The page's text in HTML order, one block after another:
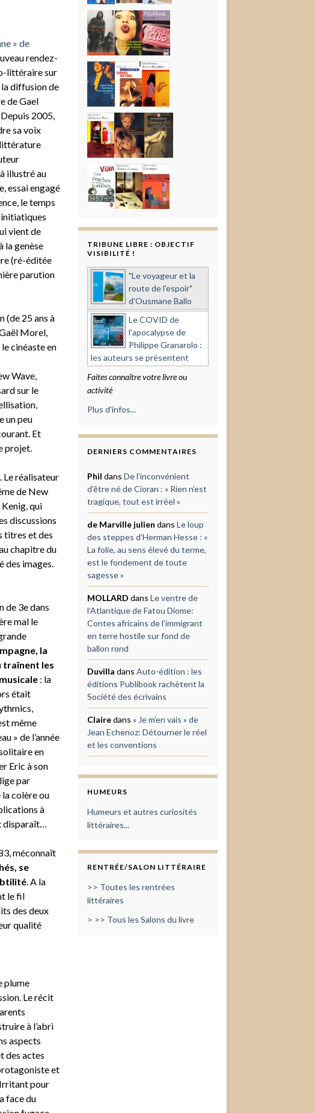
» de
rendez-
littéraire sur
diffusion de
de Gael
2005,
sa voix
illustré au
essai engagé
le temps
vient de
la genèse
(ré-éditée
parution
(de 25 ans à
Morel,
cinéaste en
Wave,
sur le
un peu
Et
projet.
Le réalisateur
de New
qui
discussions
titres et des
chapitre du
des images.
de 3e dans
mal le
la
traînent les
: la
était
même
» de l’année
en
Eric à son
par
colère ou
à
disparaît…
méconnaît
se
. A la
le fil
des deux
qualité
plume
Le récit
à l’abri
aspects
des actes
et
pour
face du
TRIBUNE LIBRE : OBJECTIF
VISIBILITÉ !
"Le voyageur et la
route de l'espoir"
d'Ousmane Ballo
Le COVID de
l'apocalypse de
Philippe Granarolo :
les auteurs se présentent
Faites connaître votre livre ou
activité
Plus d'infos...
DERNIERS COMMENTAIRES
Phil dans De l’inconvénient
d’être né de Cioran : « Rien n’est
tragique, tout est irréel »
de Marville julien dans Le loup
des steppes d’Herman Hesse : «
La folie, au sens élevé du terme,
est le fondement de toute
sagesse »
MOLLARD dans Le ventre de
l’Atlantique de Fatou Diome:
Contes africains de l’immigrant
en terre hostile sur fond de
ballon rond
Duvilla dans Auto-édition : les
éditions Publibook rachètent la
Société des écrivains
Clairedans « Je m’en vais » de
Jean Echenoz: Détourner le réel
et les conventions
HUMEURS
Humeurs et autres curiosités
littéraires...
RENTRÉE/SALON LITTÉRAIRE
>> Toutes les rentrées
littéraires
> >> Tous les Salons du livre